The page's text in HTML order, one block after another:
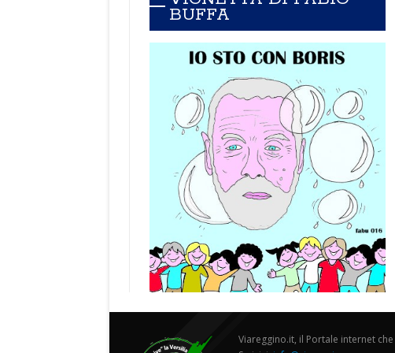
BUFFA
Viareggino.it, il Portale internet